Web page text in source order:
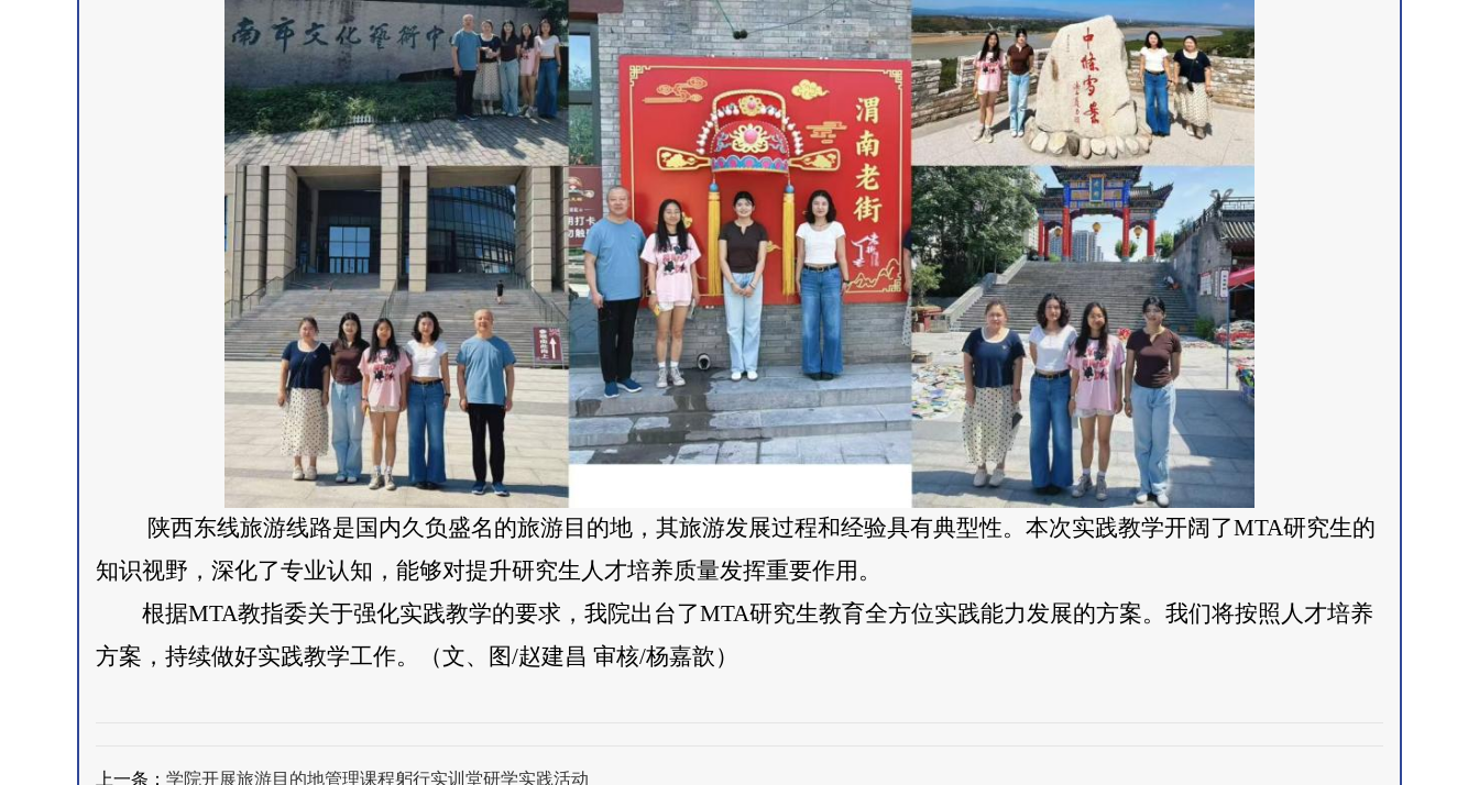
陕西东线旅游线路是国内久负盛名的旅游目的地，其旅游发展过程和经验具有典型性。本次实践教学开阔了MTA研究生的
知识视野，深化了专业认知，能够对提升研究生人才培养质量发挥重要作用。
根据MTA教指委关于强化实践教学的要求，我院出台了MTA研究生教育全方位实践能力发展的方案。我们将按照人才培养
方案，持续做好实践教学工作。（文、图/赵建昌 审核/杨嘉歆）
上一条： 学院开展旅游目的地管理课程躬行实训堂研学实践活动